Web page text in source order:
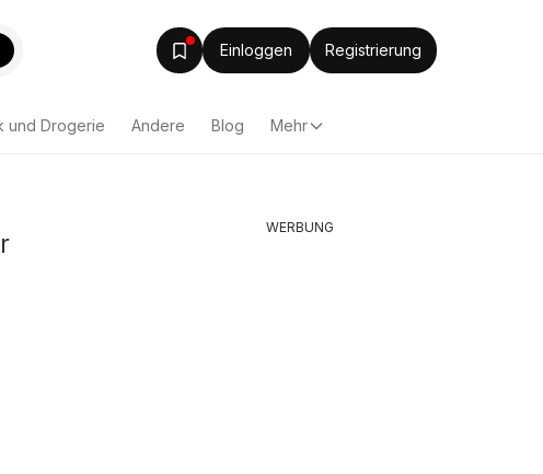
Einloggen Registrierung
und Drogerie Andere Blog Mehr
WERBUNG